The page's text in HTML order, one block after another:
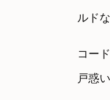
ルド
コー
戸惑